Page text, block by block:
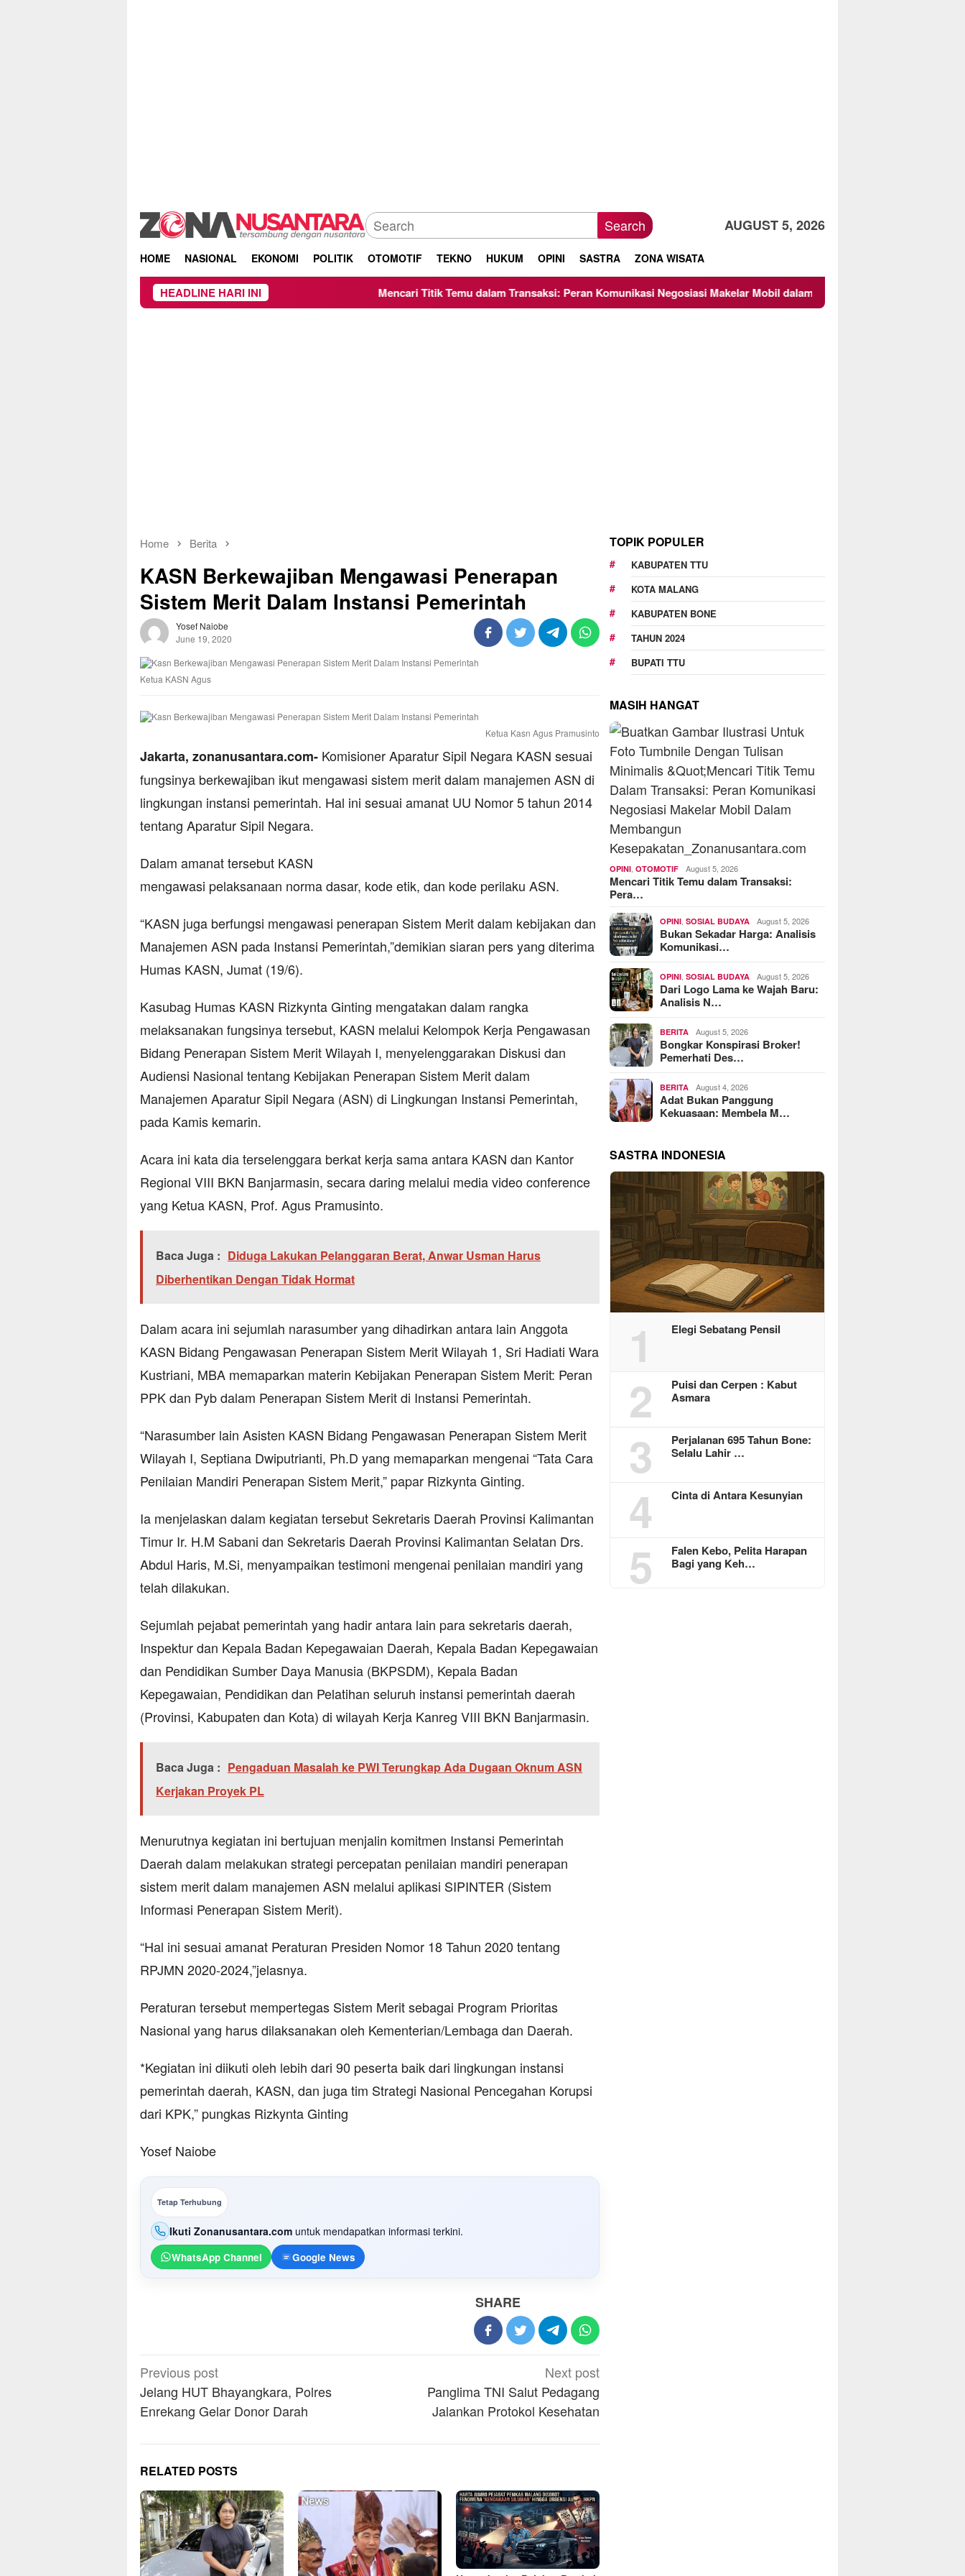
Search AUGUST 5, 2026
HOME NASIONAL EKONOMI POLITIK OTOMOTIF TEKNO HUKUM OPINI SASTRA ZONA WISATA
HEADLINE HARI INI Mencari Titik Temu dalam Transaksi: Peran Komunikasi Negosiasi Makelar Mobil dalam Membangun Kesepakatan Bisnis
Home Berita
KASN Berkewajiban Mengawasi Penerapan
Sistem Merit Dalam Instansi Pemerintah
Yosef Naiobe
June 19, 2020
Ketua KASN Agus
Ketua Kasn Agus Pramusinto
Jakarta, zonanusantara.com- Komisioner Aparatur Sipil Negara KASN sesuai
fungsinya berkewajiban ikut mengawasi sistem merit dalam manajemen ASN di
lingkungan instansi pemerintah. Hal ini sesuai amanat UU Nomor 5 tahun 2014
tentang Aparatur Sipil Negara.
Dalam amanat tersebut KASN
mengawasi pelaksanaan norma dasar, kode etik, dan kode perilaku ASN.
“KASN juga berfungsi mengawasi penerapan Sistem Merit dalam kebijakan dan
Manajemen ASN pada Instansi Pemerintah,”demikian siaran pers yang diterima
Humas KASN, Jumat (19/6).
Kasubag Humas KASN Rizkynta Ginting mengatakan dalam rangka
melaksanakan fungsinya tersebut, KASN melalui Kelompok Kerja Pengawasan
Bidang Penerapan Sistem Merit Wilayah I, menyelenggarakan Diskusi dan
Audiensi Nasional tentang Kebijakan Penerapan Sistem Merit dalam
Manajemen Aparatur Sipil Negara (ASN) di Lingkungan Instansi Pemerintah,
pada Kamis kemarin.
Acara ini kata dia terselenggara berkat kerja sama antara KASN dan Kantor
Regional VIII BKN Banjarmasin, secara daring melalui media video conference
yang Ketua KASN, Prof. Agus Pramusinto.
Baca Juga : Diduga Lakukan Pelanggaran Berat, Anwar Usman Harus
Diberhentikan Dengan Tidak Hormat
Dalam acara ini sejumlah narasumber yang dihadirkan antara lain Anggota
KASN Bidang Pengawasan Penerapan Sistem Merit Wilayah 1, Sri Hadiati Wara
Kustriani, MBA memaparkan materin Kebijakan Penerapan Sistem Merit: Peran
PPK dan Pyb dalam Penerapan Sistem Merit di Instansi Pemerintah.
“Narasumber lain Asisten KASN Bidang Pengawasan Penerapan Sistem Merit
Wilayah I, Septiana Dwiputrianti, Ph.D yang memaparkan mengenai “Tata Cara
Penilaian Mandiri Penerapan Sistem Merit,” papar Rizkynta Ginting.
Ia menjelaskan dalam kegiatan tersebut Sekretaris Daerah Provinsi Kalimantan
Timur Ir. H.M Sabani dan Sekretaris Daerah Provinsi Kalimantan Selatan Drs.
Abdul Haris, M.Si, menyampaikan testimoni mengenai penilaian mandiri yang
telah dilakukan.
Sejumlah pejabat pemerintah yang hadir antara lain para sekretaris daerah,
Inspektur dan Kepala Badan Kepegawaian Daerah, Kepala Badan Kepegawaian
dan Pendidikan Sumber Daya Manusia (BKPSDM), Kepala Badan
Kepegawaian, Pendidikan dan Pelatihan seluruh instansi pemerintah daerah
(Provinsi, Kabupaten dan Kota) di wilayah Kerja Kanreg VIII BKN Banjarmasin.
Baca Juga : Pengaduan Masalah ke PWI Terungkap Ada Dugaan Oknum ASN
Kerjakan Proyek PL
Menurutnya kegiatan ini bertujuan menjalin komitmen Instansi Pemerintah
Daerah dalam melakukan strategi percepatan penilaian mandiri penerapan
sistem merit dalam manajemen ASN melalui aplikasi SIPINTER (Sistem
Informasi Penerapan Sistem Merit).
“Hal ini sesuai amanat Peraturan Presiden Nomor 18 Tahun 2020 tentang
RPJMN 2020-2024,”jelasnya.
Peraturan tersebut mempertegas Sistem Merit sebagai Program Prioritas
Nasional yang harus dilaksanakan oleh Kementerian/Lembaga dan Daerah.
*Kegiatan ini diikuti oleh lebih dari 90 peserta baik dari lingkungan instansi
pemerintah daerah, KASN, dan juga tim Strategi Nasional Pencegahan Korupsi
dari KPK,” pungkas Rizkynta Ginting
Yosef Naiobe
Tetap Terhubung
Ikuti Zonanusantara.com untuk mendapatkan informasi terkini.
WhatsApp Channel Google News
SHARE
Post
navigation
Previous post
Jelang HUT Bhayangkara, Polres
Enrekang Gelar Donor Darah
Next post
Panglima TNI Salut Pedagang
Jalankan Protokol Kesehatan
RELATED POSTS
TOPIK POPULER
KABUPATEN TTU
KOTA MALANG
KABUPATEN BONE
TAHUN 2024
BUPATI TTU
MASIH HANGAT
OPINI ,OTOMOTIF August 5, 2026
Mencari Titik Temu dalam Transaksi:
Pera…
OPINI ,SOSIAL BUDAYA August 5, 2026
Bukan Sekadar Harga: Analisis
Komunikasi…
OPINI ,SOSIAL BUDAYA August 5, 2026
Dari Logo Lama ke Wajah Baru:
Analisis N…
BERITA August 5, 2026
Bongkar Konspirasi Broker!
Pemerhati Des…
BERITA August 4, 2026
Adat Bukan Panggung
Kekuasaan: Membela M…
SASTRA INDONESIA
1 Elegi Sebatang Pensil
2
Puisi dan Cerpen : Kabut
Asmara
3
Perjalanan 695 Tahun Bone:
Selalu Lahir …
4 Cinta di Antara Kesunyian
5
Falen Kebo, Pelita Harapan
Bagi yang Keh…